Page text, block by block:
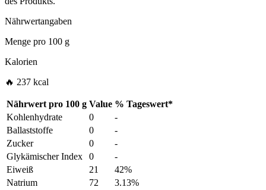
Nährwertangaben
Menge pro 100 g
Kalorien
🔥 237 kcal
Nährwert pro 100 g Value % Tageswert*
Kohlenhydrate
0
-
Ballaststoffe
0
-
Zucker
0
-
Glykämischer Index
0
-
Eiweiß
21
42%
Natrium
72
3.13%